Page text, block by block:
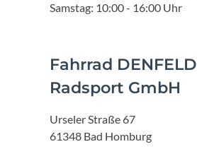
Samstag: 10:00 - 16:00 Uhr
Fahrrad DENFELD
Radsport GmbH
Urseler Straße 67
61348 Bad Homburg